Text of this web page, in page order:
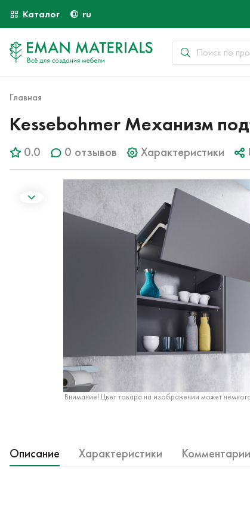
Каталог ru
Главная
Kessebohmer Механизм
0.0 0 отзывов Характеристики
Внимание! Цвет товара на изображении может
Описание Характеристики Комментарии